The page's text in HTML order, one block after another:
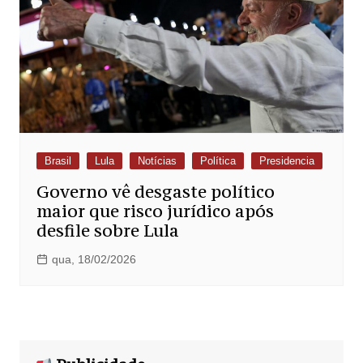
Brasil Lula Notícias Política Presidencia
Governo vê desgaste político
maior que risco jurídico após
desfile sobre Lula
qua, 18/02/2026